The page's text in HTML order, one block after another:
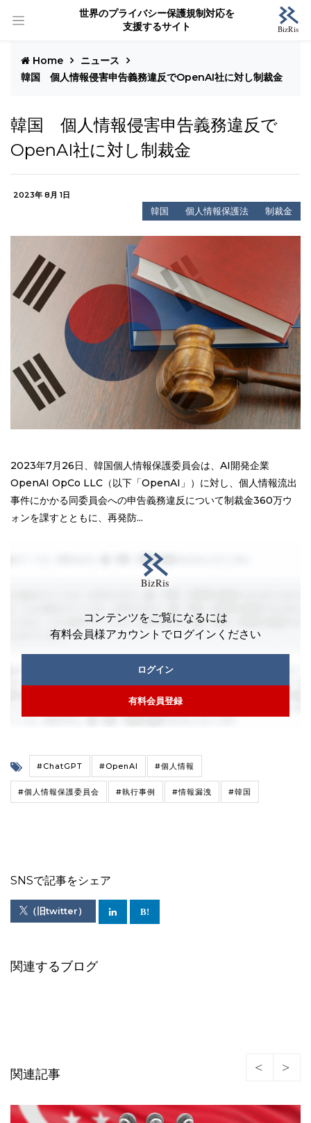
世界のプライバシー保護規制対応を
支援するサイト
Home
ニュース
韓国 個人情報侵害申告義務違反でOpenAI社に対し制裁金
韓国 個人情報侵害申告義務違反で
OpenAI社に対し制裁金
2023年 8月 1日
韓国 個人情報保護法 制裁金
2023年7月26日、韓国個人情報保護委員会は、AI開発企業
OpenAI OpCo LLC（以下「OpenAI」）に対し、個人情報流出
事件にかかる同委員会への申告義務違反について制裁金360万ウ
ォンを課すとともに、再発防...
コンテンツをご覧になるには
有料会員様アカウントでログインください
ログイン
有料会員登録
#ChatGPT #OpenAI #個人情報
#個人情報保護委員会 #執行事例 #情報漏洩 #韓国
SNSで記事をシェア
（旧twitter）
関連するブログ
関連記事